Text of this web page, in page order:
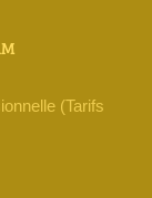
(Tarifs